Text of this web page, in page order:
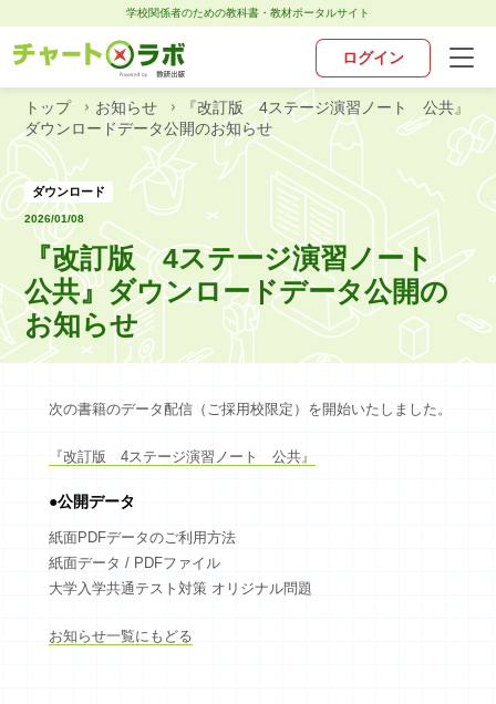
学校関係者のための教科書・教材ポータルサイト
トップ
チャート×ラボとは
お知らせ
教科別ポータル
お問い合わせ
新規会員登録
ログイン
ログイン
トップ お知らせ
『改訂版 4ステージ演習ノート 公共』
ダウンロードデータ公開のお知らせ
ダウンロード
2026/01/08
『改訂版 4ステージ演習ノート
公共』ダウンロードデータ公開の
お知らせ
次の書籍のデータ配信（ご採用校限定）を開始いたしました。
『改訂版 4ステージ演習ノート 公共』
●公開データ
紙面PDFデータのご利用方法
紙面データ / PDFファイル
大学入学共通テスト対策 オリジナル問題
お知らせ一覧にもどる